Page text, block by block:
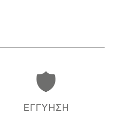
ΕΓΓΎΗΣΗ